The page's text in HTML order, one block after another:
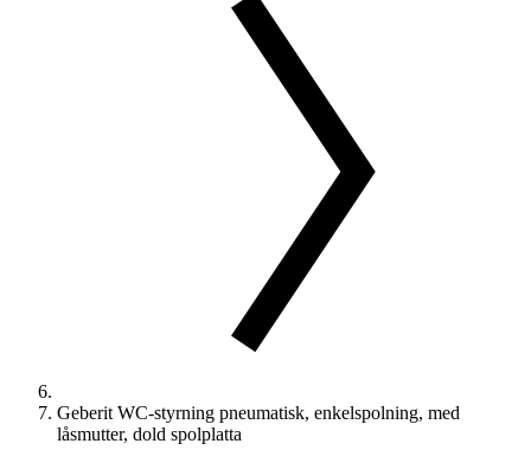
Geberit WC-styrning pneumatisk, enkelspolning, med
låsmutter, dold spolplatta